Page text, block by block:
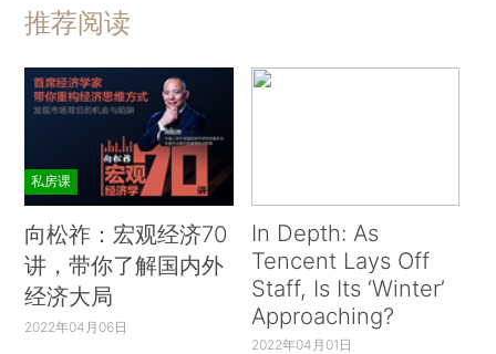
推荐阅读
私房课
向松祚：宏观经济70
讲，带你了解国内外
经济大局
2022年04月06日
In Depth: As
Tencent Lays Off
Staff, Is Its ‘Winter’
Approaching?
2022年04月01日